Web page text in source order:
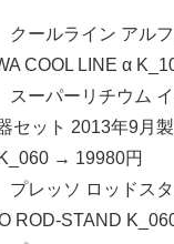
クールライン アル
COOL LINE α
スーパーリチウム
セット 2013年9月
→ 19980円
プレッソ ロッドス
ROD-STAND